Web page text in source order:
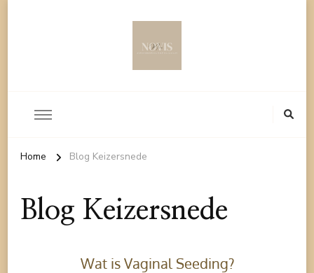
Home Blog Keizersnede
Blog Keizersnede
Wat is Vaginal Seeding?